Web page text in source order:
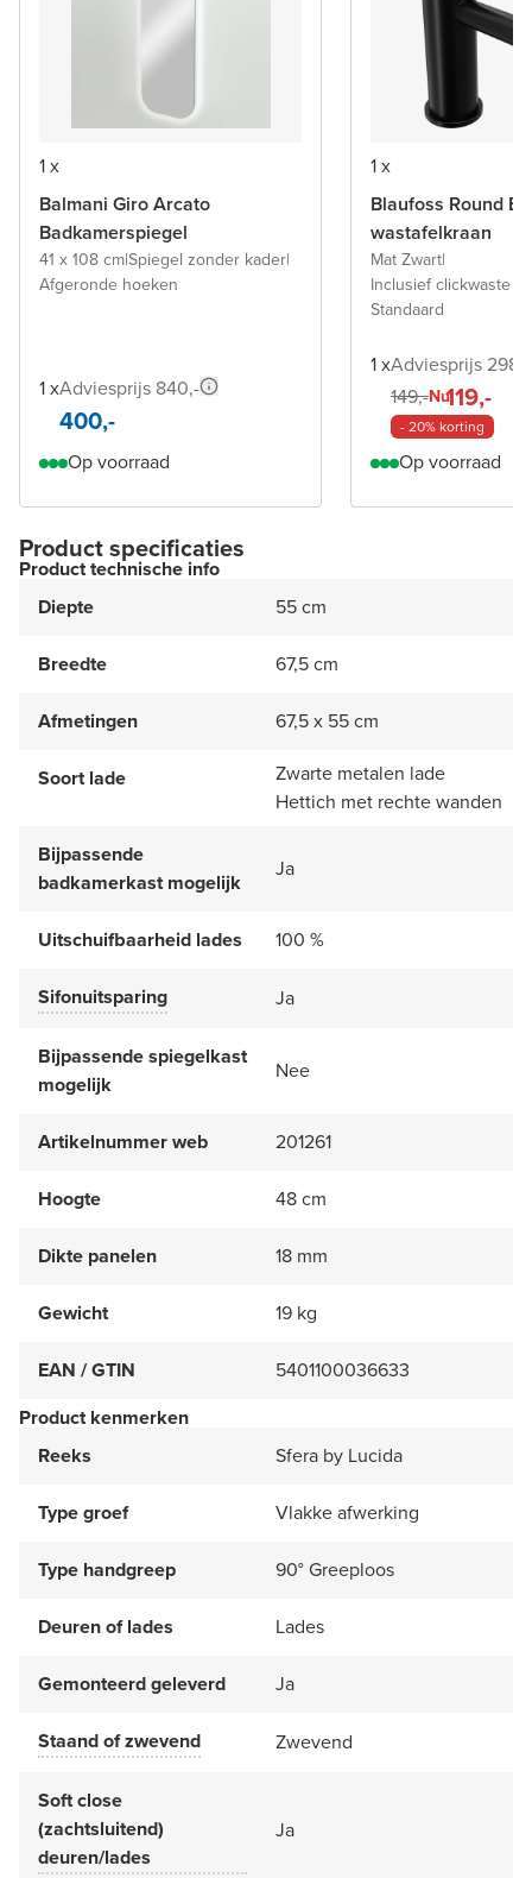
1 x
Balmani Giro Arcato
Badkamerspiegel
41 x 108 cm|Spiegel zonder kader|
Afgeronde hoeken
1 xAdviesprijs 840,-
400,-
Op voorraad
1 x
Blaufoss Round
wastafelkraan
Mat Zwart|
Inclusief clickwaste
Standaard
1 xAdviesprijs 298,-
149,-Nu119,-
- 20% korting
Op voorraad
Product specificaties
Product technische info
Diepte
55 cm
Breedte 67,5 cm
Afmetingen 67,5 x 55 cm
Soort lade
Zwarte metalen lade
Hettich met rechte wanden
Bijpassende
badkamerkast mogelijk
Ja
Uitschuifbaarheid lades 100 %
Sifonuitsparing Ja
Bijpassende spiegelkast
mogelijk
Nee
Artikelnummer web 201261
Hoogte 48 cm
Dikte panelen 18 mm
Gewicht 19 kg
EAN / GTIN
5401100036633
Product kenmerken
Reeks
Sfera by Lucida
Type groef Vlakke afwerking
Type handgreep 90° Greeploos
Deuren of lades Lades
Gemonteerd geleverd Ja
Staand of zwevend Zwevend
Soft close
(zachtsluitend)
deuren/lades
Ja